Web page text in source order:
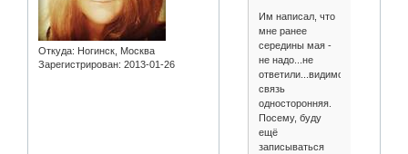
Откуда: Ногинск, Москва
Зарегистрирован: 2013-01-26
Им написал, что
мне ранее
середины мая -
не надо...не
ответили...видимо,
связь
односторонняя.
Посему, буду
ещё
записываться